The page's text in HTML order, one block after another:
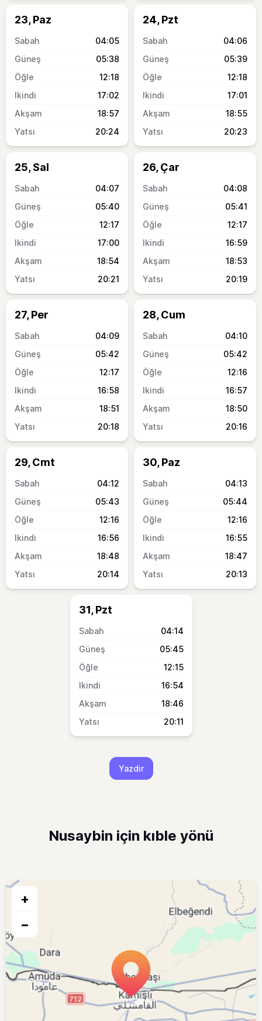
23, Paz
04:05
05:38
12:18
17:02
18:57
20:24
24, Pzt
04:06
05:39
12:18
17:01
18:55
20:23
25, Sal
04:07
05:40
12:17
17:00
18:54
20:21
26, Çar
04:08
05:41
12:17
16:59
18:53
20:19
27, Per
04:09
05:42
12:17
16:58
18:51
20:18
28, Cum
04:10
05:42
12:16
16:57
18:50
20:16
29, Cmt
04:12
05:43
12:16
16:56
18:48
20:14
30, Paz
04:13
05:44
12:16
16:55
18:47
20:13
31, Pzt
04:14
05:45
12:15
16:54
18:46
20:11
Yazdir
Nusaybin için kıble yönü
+
−